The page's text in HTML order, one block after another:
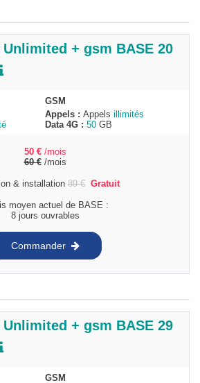
+ gsm BASE 20
GSM
Appels : Appels illimités
Data 4G : 50 GB
50 € /mois
60€/mois
& installation 89€ Gratuit
moyen actuel de BASE :
8 jours ouvrables
Commander
+ gsm BASE 29
GSM